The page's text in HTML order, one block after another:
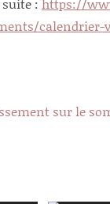
calendrier-
sur le